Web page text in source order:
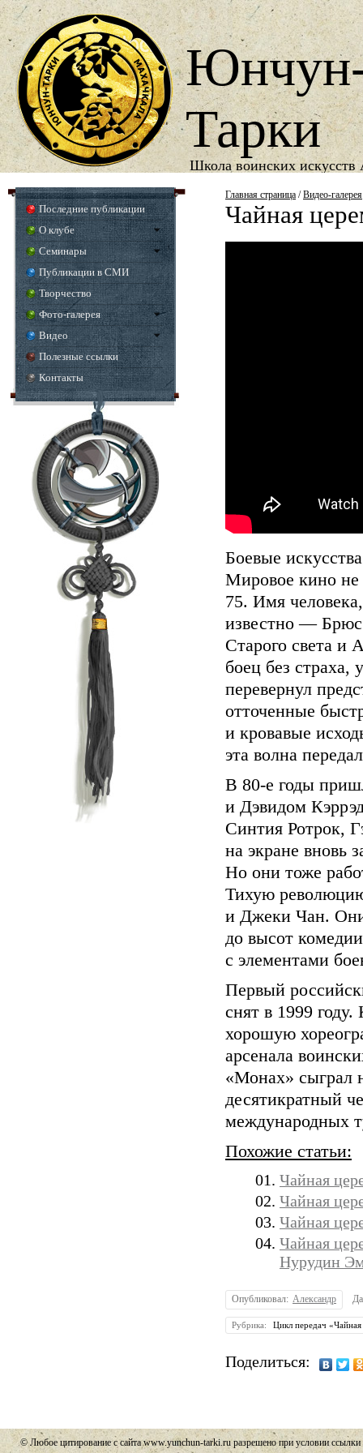
Тарки
Школа воинских искусств
Год основания школы1987
Последние публикации
О клубе
Семинары
Публикации в СМИ
Творчество
Фото-галерея
Видео
Полезные ссылки
Контакты
Главная страница /Видео-галерея
Чайная
Боевые
Мировое кино
75. Имя
известно — Брюс
Старого света и
боец без
перевернул
отточенные
и кровавые
эта волна
В 80-е годы
и Дэвидом
Синтия Ротрок,
на экране вновь
Но они тоже
Тихую
и Джеки Чан.
до высот
с элементами
Первый
снят в 1999
хорошую
арсенала
«Монах» сыграл
десятикратный
международных
Похожие статьи:
Чайная
Чайная
Чайная
Чайная
Нурудин
Опубликовал: Александр
Рубрика: Цикл передач
Поделиться:
© Любое цитирование с сайта www.yunchun-tarki.ru разрешено при условии ссылки